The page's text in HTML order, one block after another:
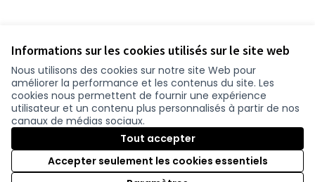
Informations sur les cookies utilisés sur le site web
Nous utilisons des cookies sur notre site Web pour
améliorer la performance et les contenus du site. Les
cookies nous permettent de fournir une expérience
utilisateur et un contenu plus personnalisés à partir de nos
canaux de médias sociaux.
Tout accepter
Accepter seulement les cookies essentiels
Conditions d'utilisation
Paramètres des cookies
participer.loire-atlantique.fr sur Facebook
(Nouvelle fenêtre)
participer.loire-atlantique.fr sur Instagram
(Nouvelle fenêtre)
participer.loire-atlantique.fr sur YouTube
(Nouvelle fenêtre)
Licence
(Nouvelle